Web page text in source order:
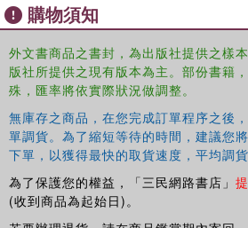
購物須知
外文書商品之書封，為出版社提供之樣
版社所提供之現有版本為主。部份書籍
殊，匯率將依實際狀況做調整。
無庫存之商品，在您完成訂單程序之後
單調貨。為了縮短等待的時間，建議您
下單，以獲得最快的取貨速度，平均調
為了保護您的權益，「三民網路書店」
(收到商品為起始日)。